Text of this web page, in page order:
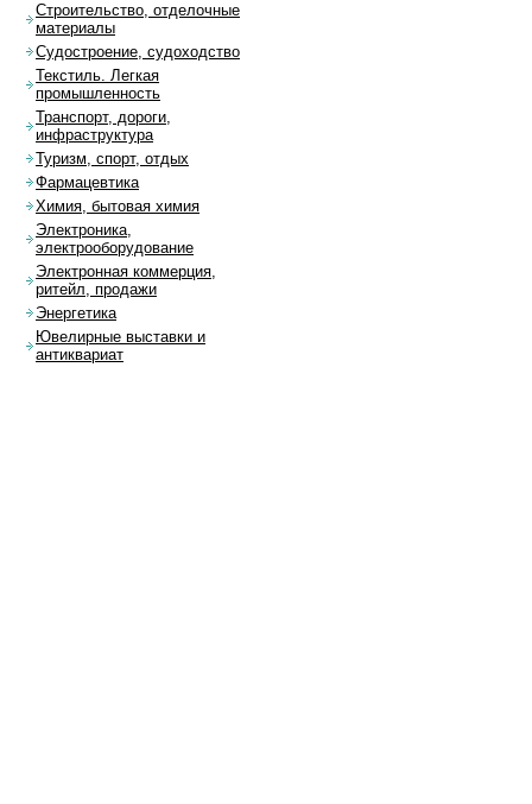
Строительство, отделочные
материалы
Судостроение, судоходство
Текстиль. Легкая
промышленность
Транспорт, дороги,
инфраструктура
Туризм, спорт, отдых
Фармацевтика
Химия, бытовая химия
Электроника,
электрооборудование
Электронная коммерция,
ритейл, продажи
Энергетика
Ювелирные выставки и
антиквариат